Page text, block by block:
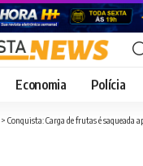
Economia Polícia
> Conquista: Carga de frutas é saqueada após